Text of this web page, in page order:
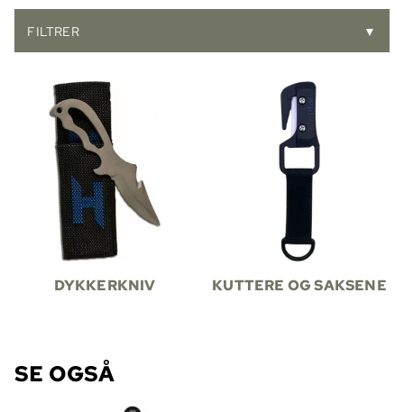
FILTRER ▼
DYKKERKNIV KUTTERE OG SAKSENE
SE OGSÅ